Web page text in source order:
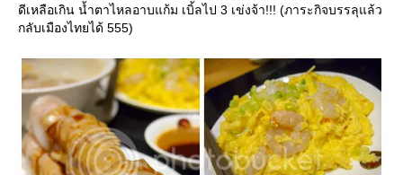
ดีเหลือเกิน น้ำตาไหลอาบแก้ม เบิ้ลไป 3 เข่งจ้า!!! (ภาระกิจบรรลุแล้ว
กลับเมืองไทยได้ 555)